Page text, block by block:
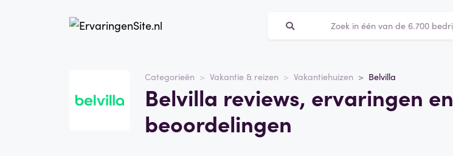
Categorieën Vakantie & reizen Vakantiehuizen Belvilla
Belvilla reviews, ervaringen en
beoordelingen
Belvilla
Categorie
Vakantie & reizen